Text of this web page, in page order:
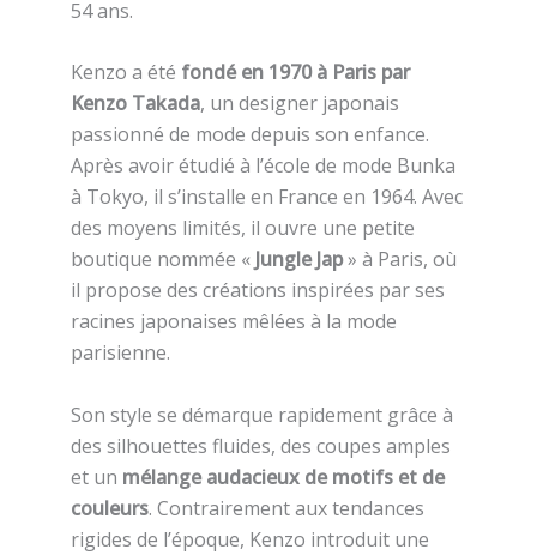
54 ans.
Kenzo a été fondé en 1970 à Paris par
Kenzo Takada, un designer japonais
passionné de mode depuis son enfance.
Après avoir étudié à l’école de mode Bunka
à Tokyo, il s’installe en France en 1964. Avec
des moyens limités, il ouvre une petite
boutique nommée « Jungle Jap» à Paris, où
il propose des créations inspirées par ses
racines japonaises mêlées à la mode
parisienne.
Son style se démarque rapidement grâce à
des silhouettes fluides, des coupes amples
et un mélange audacieux de motifs et de
couleurs. Contrairement aux tendances
rigides de l’époque, Kenzo introduit une